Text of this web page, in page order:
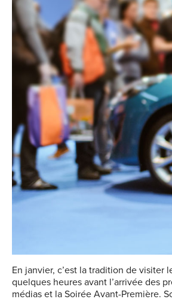
En janvier, c’est la tradition de visiter
quelques heures avant l’arrivée des
médias et la Soirée Avant-Première.